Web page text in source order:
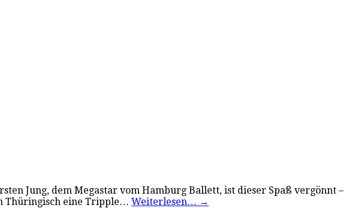
Jung, dem Megastar vom Hamburg Ballett, ist dieser Spaß vergönnt –
Thüringisch eine Tripple… Weiterlesen… →